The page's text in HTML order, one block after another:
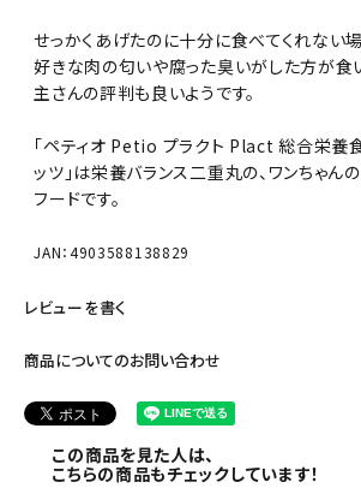
せっかくあげたのに十分に食べてくれない
好きな肉の匂いや腐った臭いがした方が食
主さんの評判も良いようです。
「ペティオ Petio プラクト Plact 総合栄養
ッツ」は栄養バランス二重丸の、ワンちゃん
フードです。
JAN：4903588138829
レビューを書く
商品についてのお問い合わせ
この商品を見た人は、
こちらの商品もチェックしています！